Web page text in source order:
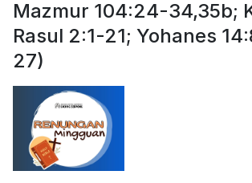
Mazmur 104:24-34,35b;
Rasul 2:1-21; Yohanes
27)